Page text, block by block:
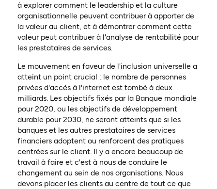
à explorer comment le leadership et la culture
organisationnelle peuvent contribuer à apporter de
la valeur au client, et à démontrer comment cette
valeur peut contribuer à l'analyse de rentabilité pour
les prestataires de services.
Le mouvement en faveur de l'inclusion universelle a
atteint un point crucial : le nombre de personnes
privées d'accès à l'internet est tombé à deux
milliards. Les objectifs fixés par la Banque mondiale
pour 2020, ou les objectifs de développement
durable pour 2030, ne seront atteints que si les
banques et les autres prestataires de services
financiers adoptent ou renforcent des pratiques
centrées sur le client. Il y a encore beaucoup de
travail à faire et c'est à nous de conduire le
changement au sein de nos organisations. Nous
devons placer les clients au centre de tout ce que